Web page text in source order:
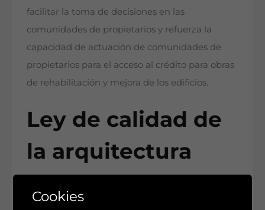
facilitar la toma de decisiones en las
comunidades de propietarios y refuerza la
capacidad de actuación de comunidades de
propietarios para el acceso al crédito para obras
de rehabilitación y mejora de los edificios.
Ley de calidad de
la arquitectura
Calidad de la Arquitectura, que pretende
Cookies